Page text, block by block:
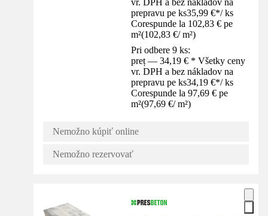
prepravu pe ks35,99 €*/ ks
Corespunde la 102,83 € pe
m²(102,83 €/ m²)
Pri odbere 9 ks:
preț — 34,19 € * Všetky ceny
vr. DPH a bez nákladov na
prepravu pe ks34,19 €*/ ks
Corespunde la 97,69 € pe
m²(97,69 €/ m²)
Nemožno kúpiť online
Nemožno rezervovať